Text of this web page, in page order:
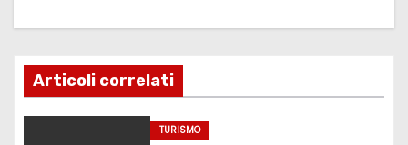
z
iArticoli correlati
TURISMO